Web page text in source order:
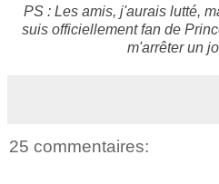
PS : Les amis, j'aurais lutté,
suis officiellement fan de
m'arrêter un
25 commentaires: